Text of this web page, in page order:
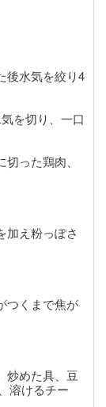
後水気を絞り4
を切り、一口
った鶏肉、
加え粉っぽさ
つくまで焦が
炒めた具、豆
溶けるチー